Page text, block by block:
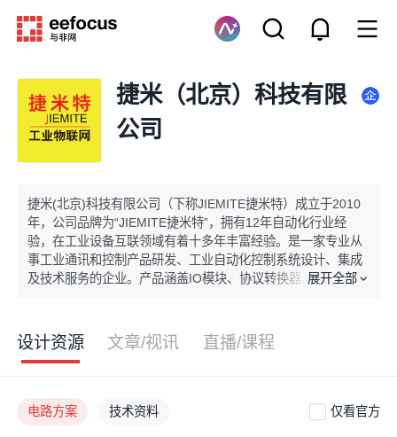
捷米（北京）科技有限
公司
捷米(北京)科技有限公司（下称JIEMITE捷米特）成立于2010
年，公司品牌为“JIEMITE捷米特”，拥有12年自动化行业经
验，在工业设备互联领域有着十多年丰富经验。是一家专业从
事工业通讯和控制产品研发、工业自动化控制系统设计、集成
及技术服务的企业。产品涵盖IO模块、协议转换器、物联网网
TE捷米特致力于研发和提供工控、交通、楼宇、电力、能源石
化等领域内的通信产品，尽力为用户提供综合的一站解决方
工业网络通信产品涵盖PROFINET、PROFIBUS、DeviceNe
展开全部
设计资源 文章/视讯 直播/课程
电路方案 技术资料 仅看官方